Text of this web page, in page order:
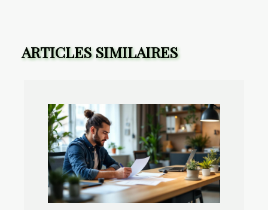
ARTICLES SIMILAIRES